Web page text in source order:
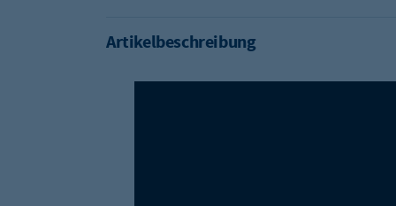
Artikelbeschreibung